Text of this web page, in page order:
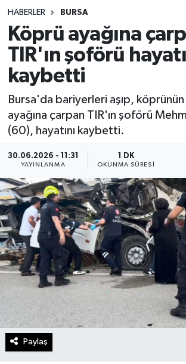
HABERLER BURSA
Köprü ayağına
TIR'ın şoförü
kaybetti
Bursa'da bariyerleri aşıp,
ayağına çarpan TIR'ın şoförü
(60), hayatını kaybetti.
30.06.2026 - 11:31
YAYINLANMA
1 DK
OKUNMA SÜRESI
Paylaş
Spor
Teknoloji
Yaşam